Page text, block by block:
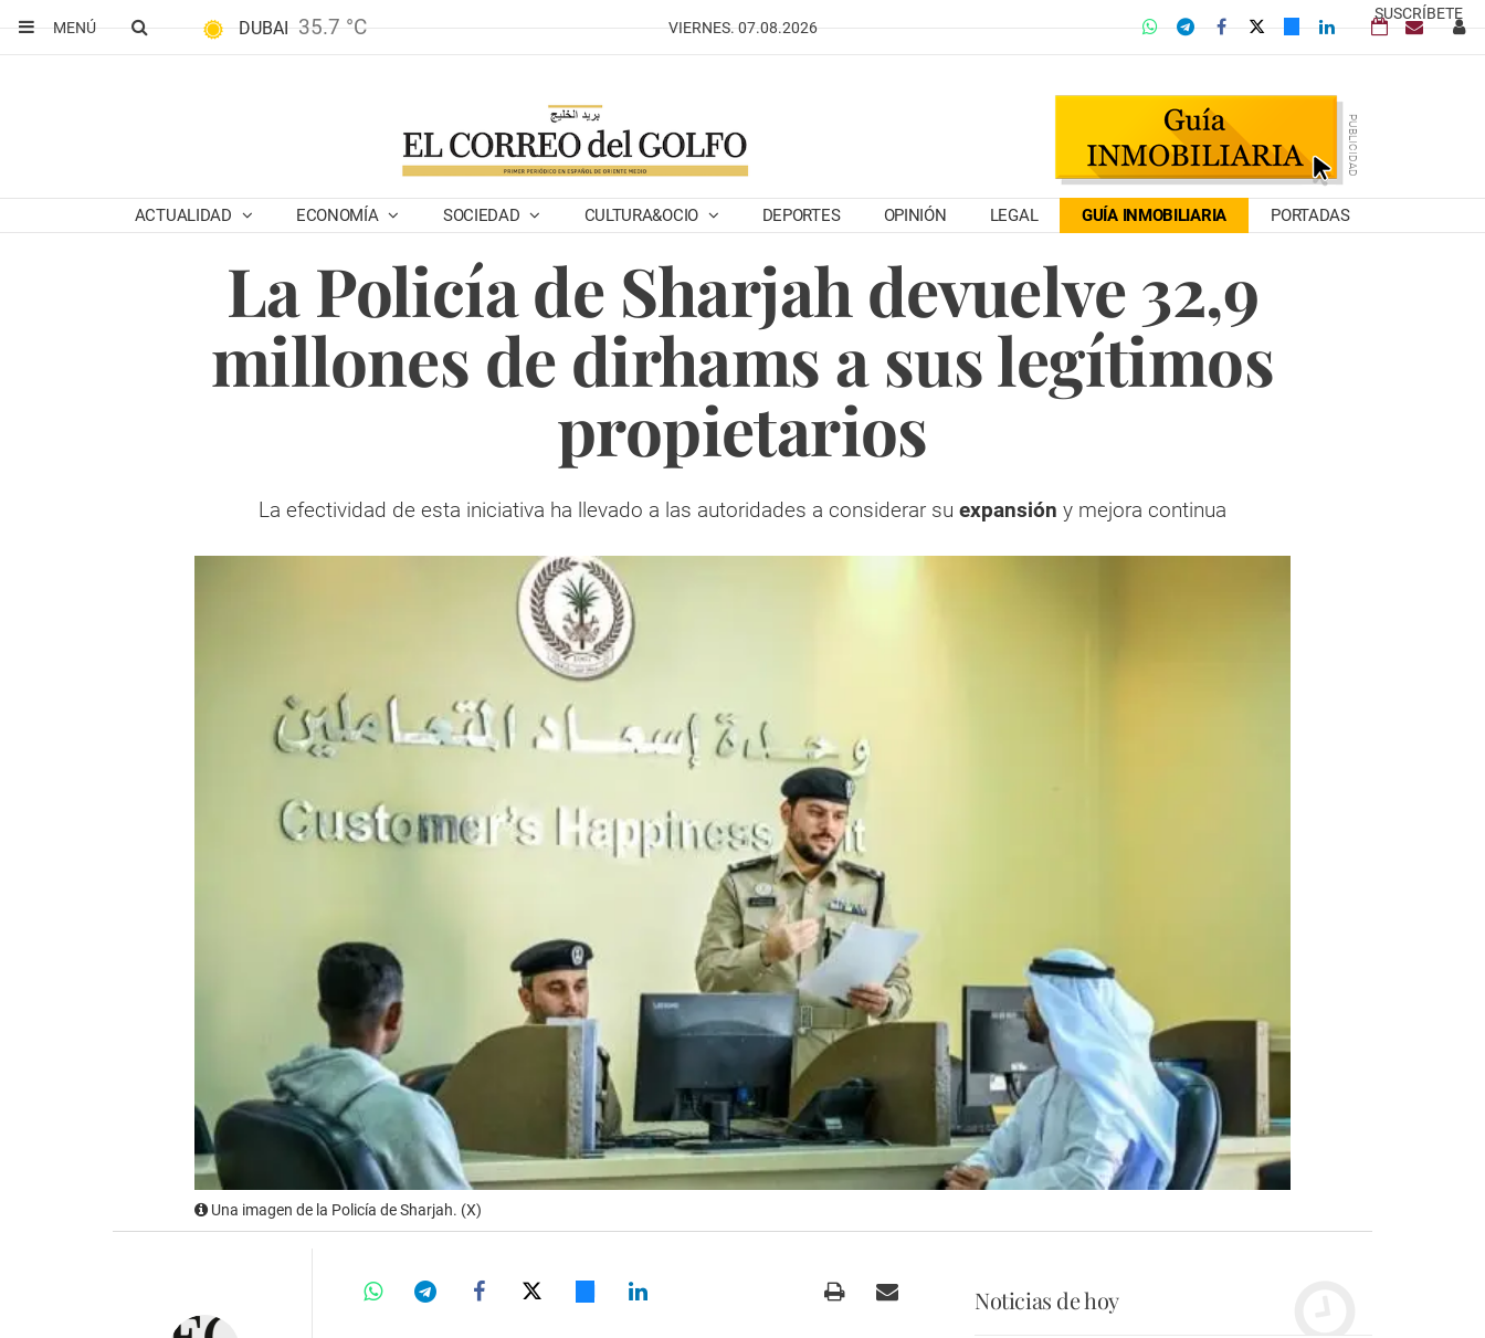
SUSCRÍBETE
MENÚ
DUBAI 35.7 °C VIERNES. 07.08.2026
ACTUALIDAD ECONOMÍA SOCIEDAD CULTURA&OCIO DEPORTES OPINIÓN LEGAL GUÍA INMOBILIARIA PORTADAS
La Policía de Sharjah devuelve 32,9
millones de dirhams a sus legítimos
propietarios
La efectividad de esta iniciativa ha llevado a las autoridades a considerar su expansión y mejora continua
Una imagen de la Policía de Sharjah. (X)
Noticias de hoy